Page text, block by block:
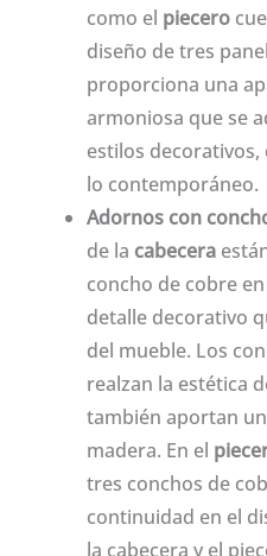
como el piecero
diseño de tres
proporciona una
armoniosa que se
estilos
lo contemporáneo.
Adornos con
de la cabecera
concho de cobre
detalle decorativo
del mueble. Los
realzan la estética
también aportan
madera. En el
tres conchos de
continuidad en el
la cabecera y el